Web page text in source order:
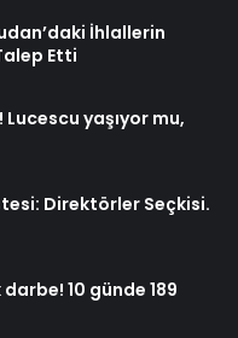
İhlallerin
Etti
Lucescu yaşıyor mu,
Direktörler Seçkisi.
10 günde 189